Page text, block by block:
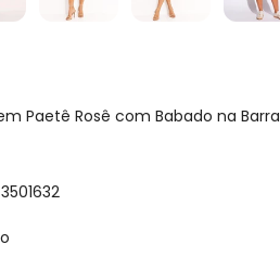
Paetê Rosê com Babado na Barra